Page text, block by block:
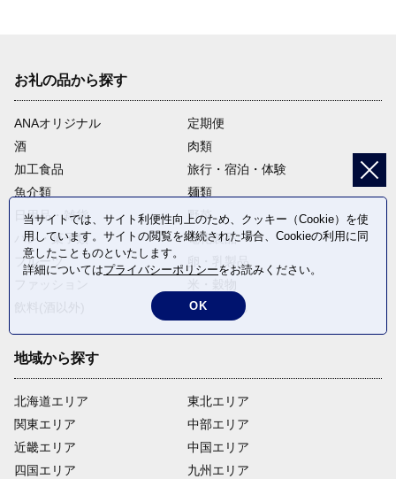
お礼の品から探す
ANAオリジナル
定期便
酒
肉類
加工食品
旅行・宿泊・体験
魚介類
麺類
日用品・雑貨
野菜
パン・菓子類
電化製品
フルーツ
卵・乳製品
返礼品なし
地域から探す
北海道エリア
関東エリア
近畿エリア
四国エリア
東北エリア
中部エリア
中国エリア
九州エリア
当サイトでは、サイト利便性向上のため、クッキー（Cookie）を使
用しています。サイトの閲覧を継続された場合、Cookieの利用に同
意したことものといたします。
詳細についてはプライバシーポリシーをお読みください。
OK